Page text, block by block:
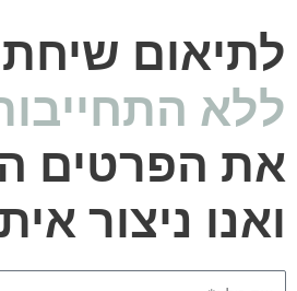
לתיאום
ללא
את הפרטים
ואנו ניצור